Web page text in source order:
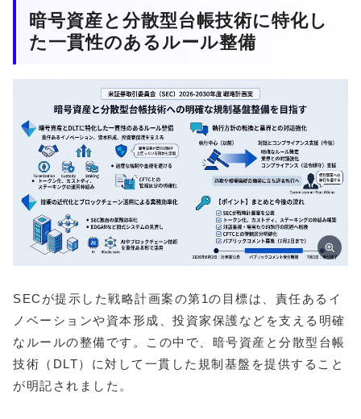
暗号資産と分散型台帳技術に特化し
た一貫性のあるルール整備
SECが提示した戦略計画案の第1の目標は、責任あるイ
ノベーションや資本形成、投資家保護などを支える明確
なルールの整備です。この中で、暗号資産と分散型台帳
技術（DLT）に対して一貫した規制基盤を提供すること
が明記されました。